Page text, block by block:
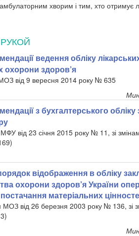
хворим і тим, хто отримує
ведення обліку
охорони здоров’я
від 9 вересня 2014 року № 635
з бухгалтерського обліку
від 23 січня 2015 року № 11, зі
відображення в обліку
охорони здоров’я України
матеріальних
від 26 березня 2003 року № 136, зі